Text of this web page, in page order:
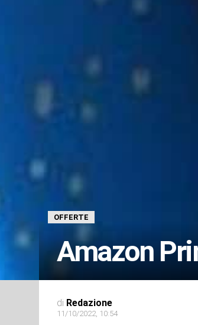
OFFERTE
Amazon
di Redazione
11/10/2022, 10:54